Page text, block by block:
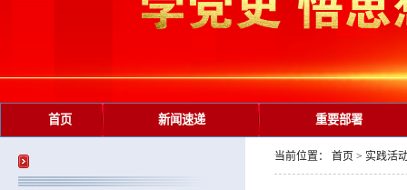
首页 新闻速递 重要部署
当前位置： 首页 > 实践活